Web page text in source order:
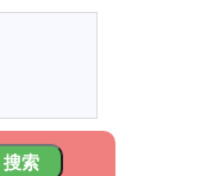
搜索